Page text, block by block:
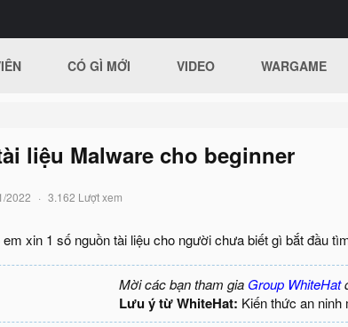
CÓ GÌ MỚI VIDEO WARGAME
liệu Malware cho beginner
2022 3.162 Lượt xem
xin 1 số nguồn tài liệu cho người chưa biết gì bắt đầu
Mời các bạn tham gia Group WhiteHat
Lưu ý từ WhiteHat: Kiến thức an ninh